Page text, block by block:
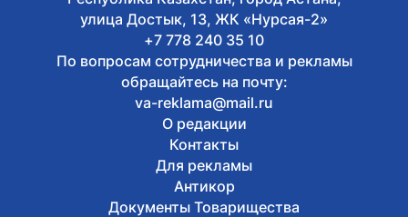
улица Достык, 13, ЖК «Нурсая-2»
+7 778 240 35 10
По вопросам сотрудничества и рекламы
обращайтесь на почту:
va-reklama@mail.ru
О редакции
Контакты
Для рекламы
Антикор
Документы Товарищества